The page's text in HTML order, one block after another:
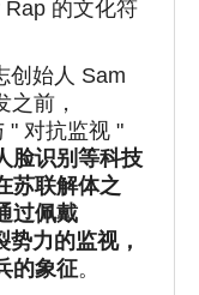
的文化符
创始人 Sam
之前，
" 对抗监视 "
脸识别等科技
苏联解体之
过佩戴
力的监视，
的象征。